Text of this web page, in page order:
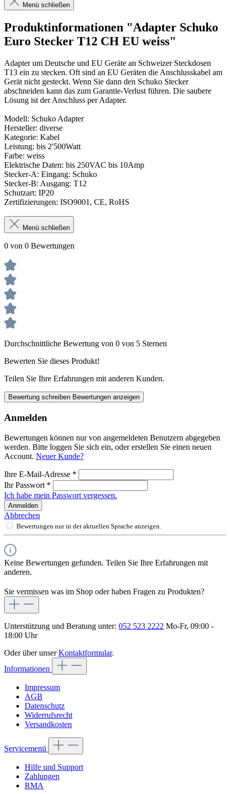
Menü schließen
Produktinformationen "Adapter Schuko
Euro Stecker T12 CH EU weiss"
Adapter um Deutsche und EU Geräte an Schweizer Steckdosen
T13 ein zu stecken. Oft sind an EU Geräten die Anschlusskabel am
Gerät nicht gesteckt. Wenn Sie dann den Schuko Stecker
abschneiden kann das zum Garantie-Verlust führen. Die saubere
Lösung ist der Anschluss per Adapter.
Modell: Schuko Adapter
Hersteller: diverse
Kategorie: Kabel
Leistung: bis 2'500Watt
Farbe: weiss
Elektrische Daten: bis 250VAC bis 10Amp
Stecker-A: Eingang: Schuko
Stecker-B: Ausgang: T12
Schutzart: IP20
Zertifizierungen: ISO9001, CE, RoHS
Menü schließen
0 von 0 Bewertungen
Durchschnittliche Bewertung von 0 von 5 Sternen
Bewerten Sie dieses Produkt!
Teilen Sie Ihre Erfahrungen mit anderen Kunden.
Bewertung schreiben Bewertungen anzeigen
Anmelden
Bewertungen können nur von angemeldeten Benutzern abgegeben
werden. Bitte loggen Sie sich ein, oder erstellen Sie einen neuen
Account. Neuer Kunde?
Ihre E-Mail-Adresse *
Ihr Passwort *
Ich habe mein Passwort vergessen.
Anmelden
Abbrechen
Bewertungen nur in der aktuellen Sprache anzeigen.
Keine Bewertungen gefunden. Teilen Sie Ihre Erfahrungen mit
anderen.
Sie vermissen was im Shop oder haben Fragen zu Produkten?
Unterstützung und Beratung unter: 052 523 2222 Mo-Fr, 09:00 -
18:00 Uhr
Oder über unserKontaktformular.
Informationen
Impressum
AGB
Datenschutz
Widerrufsrecht
Versandkosten
Servicemenü
Hilfe und Support
Zahlungen
RMA